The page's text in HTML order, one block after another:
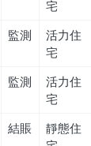
宅
監測
活力住
宅
監測
活力住
宅
結賬
靜態住